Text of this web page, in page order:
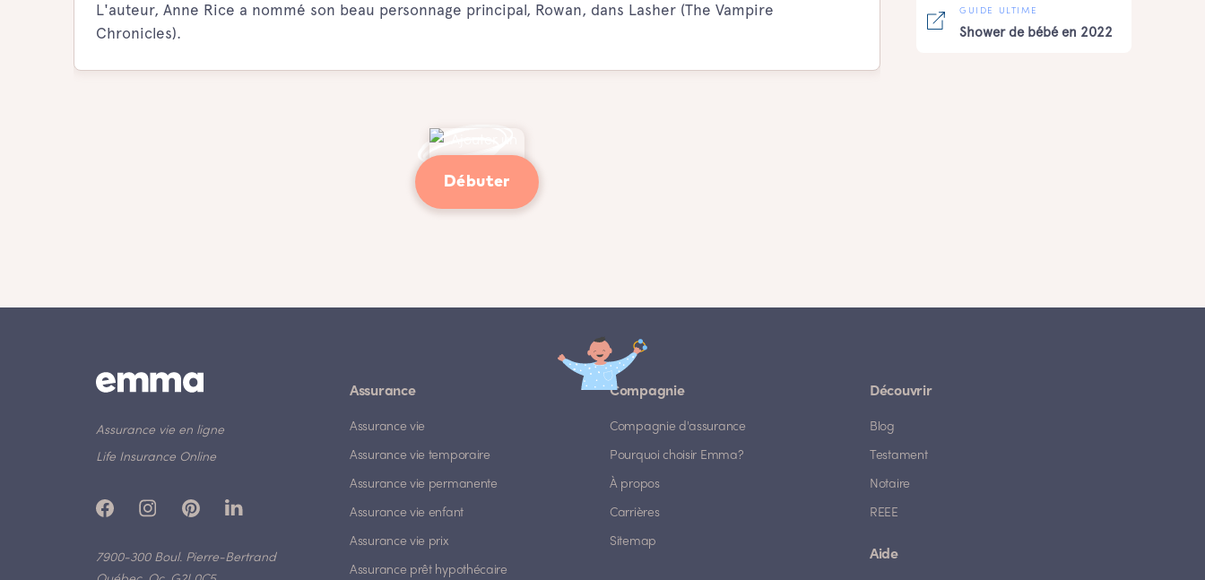
L'auteur, Anne Rice a nommé son beau personnage principal, Rowan, dans Lasher (The Vampire
Chronicles).
Débuter
GUIDE ULTIME
Shower de bébé en 2022
Assurance vie en ligne
Life Insurance Online
7900-300 Boul. Pierre-Bertrand
Assurance
Assurance vie
Assurance vie temporaire
Assurance vie permanente
Assurance vie enfant
Assurance vie prix
Assurance prêt hypothécaire
Compagnie
Compagnie d'assurance
Pourquoi choisir Emma?
À propos
Carrières
Sitemap
Découvrir
Blog
Testament
Notaire
REEE
Aide